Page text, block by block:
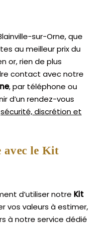
sur-Orne, que
au meilleur prix du
or, rien de plus
contact avec notre
, par téléphone ou
d’un rendez-vous
sécurité, discrétion et
avec le Kit
d’utiliser notre Kit
vos valeurs à estimer,
à notre service dédié